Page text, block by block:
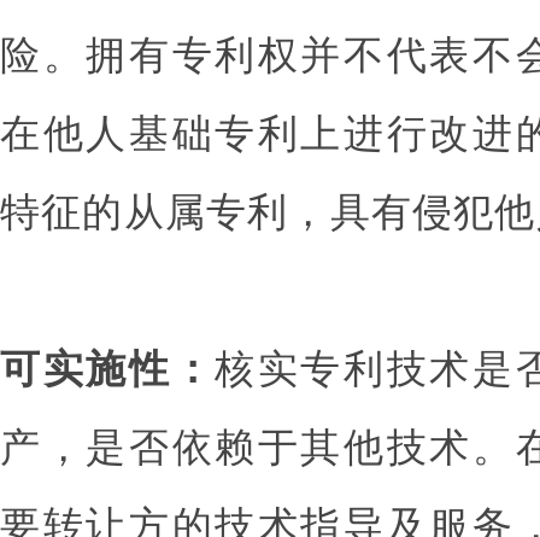
险。拥有专利权并不代表不
在他人基础专利上进行改进
特征的从属专利，具有侵犯
可实施性：核实专利技术是
产，是否依赖于其他技术。
要转让方的技术指导及服务